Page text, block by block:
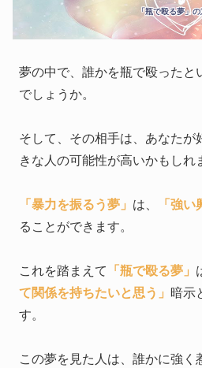
「瓶で殴る夢」
夢の中で、誰かを瓶で殴ったと
でしょうか。
そして、その相手は、あなたが
きな人の可能性が高いかもしれ
「暴力を振るう夢」 は、 「強い
ることができます。
これを踏まえて 「瓶で殴る夢」
て関係を持ちたいと思う」 暗示
す。
この夢を見た人は、誰かに強く